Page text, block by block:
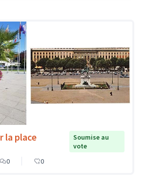
la place
Soumise au
vote
0 0